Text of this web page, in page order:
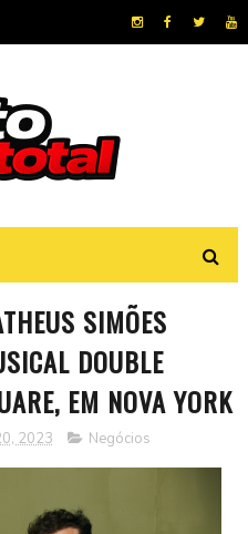
SIMÕES
DOUBLE
EM NOVA YORK
2023 Negócios